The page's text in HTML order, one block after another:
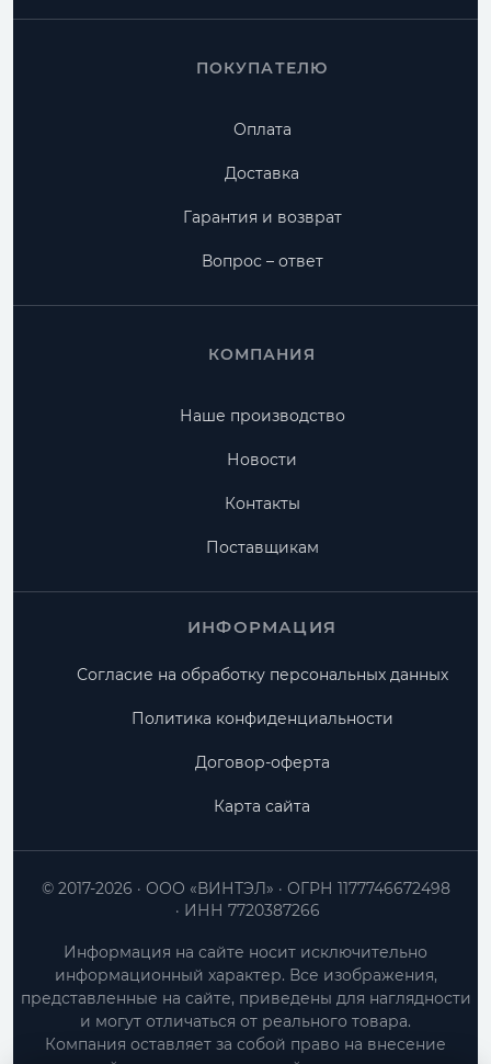
ПОКУПАТЕЛЮ
Оплата
Доставка
Гарантия и возврат
Вопрос – ответ
КОМПАНИЯ
Наше производство
Новости
Контакты
Поставщикам
ИНФОРМАЦИЯ
Согласие на обработку персональных данных
Политика конфиденциальности
Договор-оферта
Карта сайта
ООО «ВИНТЭЛ»
ОГРН 1177746672498
ИНН 7720387266
© 2017-2026
Информация на сайте носит исключительно
информационный характер. Все изображения,
представленные на сайте, приведены для наглядности
и могут отличаться от реального товара.
Компания оставляет за собой право на внесение